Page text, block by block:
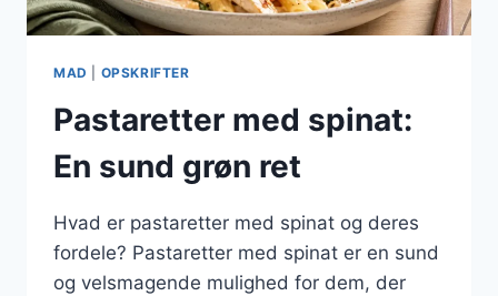
MAD OPSKRIFTER
Pastaretter med spinat:
En sund grøn ret
Hvad er pastaretter med spinat og deres
fordele? Pastaretter med spinat er en sund
og velsmagende mulighed for dem, der